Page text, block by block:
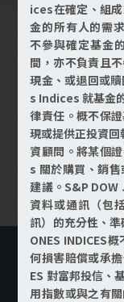
多元產品豐富選
擇旗下多達
檔基金
資料來源：各大獎
ices在確定、組
金的所有人的需
不參與確定基金
間，亦不負責且
現金、或退回或
s Indices 就基金
律責任。概不保
現或提供正投資
資顧問。將某個
s 關於購買、銷
建議。S&P DOW
資料或通訊（包
訊）的充分性、
ONES INDICES
何損害賠償或承
ES 對富邦投信、
用指數或與之有